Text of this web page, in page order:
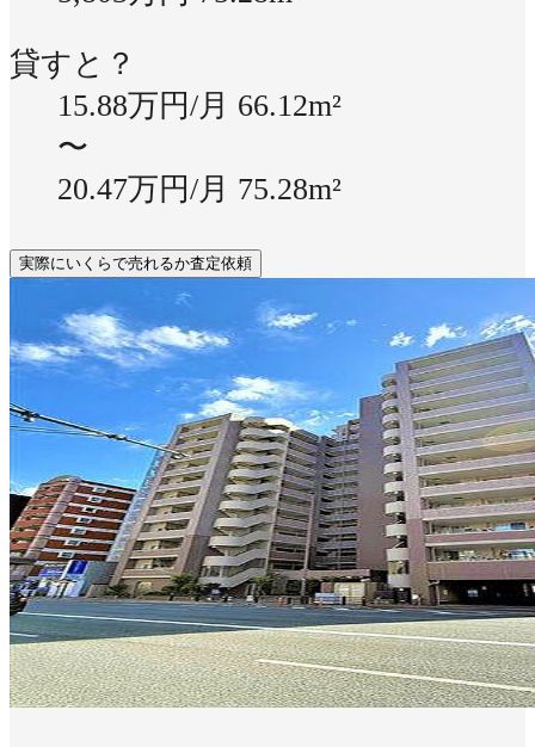
貸すと？
15.88万円/月 66.12m²
〜
20.47万円/月 75.28m²
実際にいくらで売れるか査定依頼